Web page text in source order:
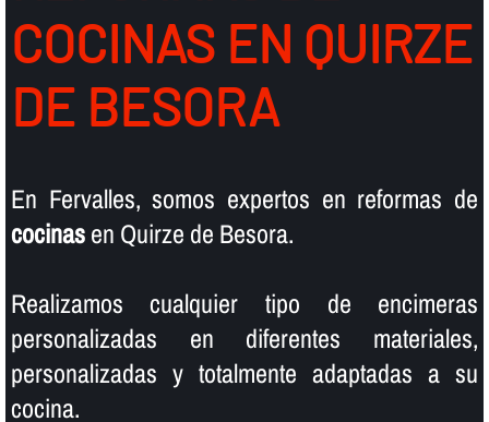
COCINAS EN QUIRZE
DE BESORA
En Fervalles, somos expertos en reformas de
cocinasen Quirze de Besora.
Realizamos cualquier tipo de encimeras
personalizadas en diferentes materiales,
personalizadas y totalmente adaptadas a su
cocina.